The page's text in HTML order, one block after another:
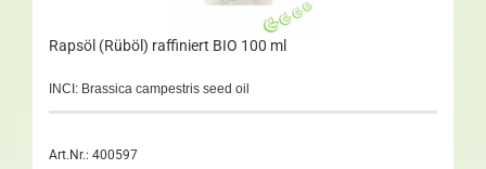
Rapsöl (Rüböl) raffiniert BIO 100 ml
INCI: Brassica campestris seed oil
Art.Nr.: 400597